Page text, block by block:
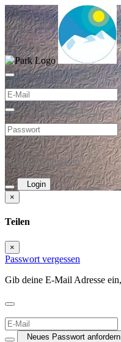
Passwort vergessen
Login
×
Teilen
×
Passwort vergessen
Gib deine E-Mail Adresse
Neues Passwort anfordern